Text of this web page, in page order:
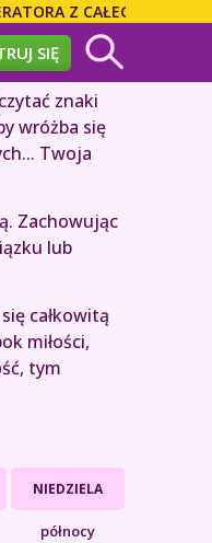
Z CAŁEGO ŚWIATA!
SIĘ
znaki
wróżba się
Twoja
Zachowując
lub
całkowitą
miłości,
tym
NIEDZIELA
północy